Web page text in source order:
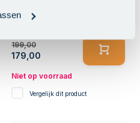
199,00
179,00
Niet op voorraad
Vergelijk dit product